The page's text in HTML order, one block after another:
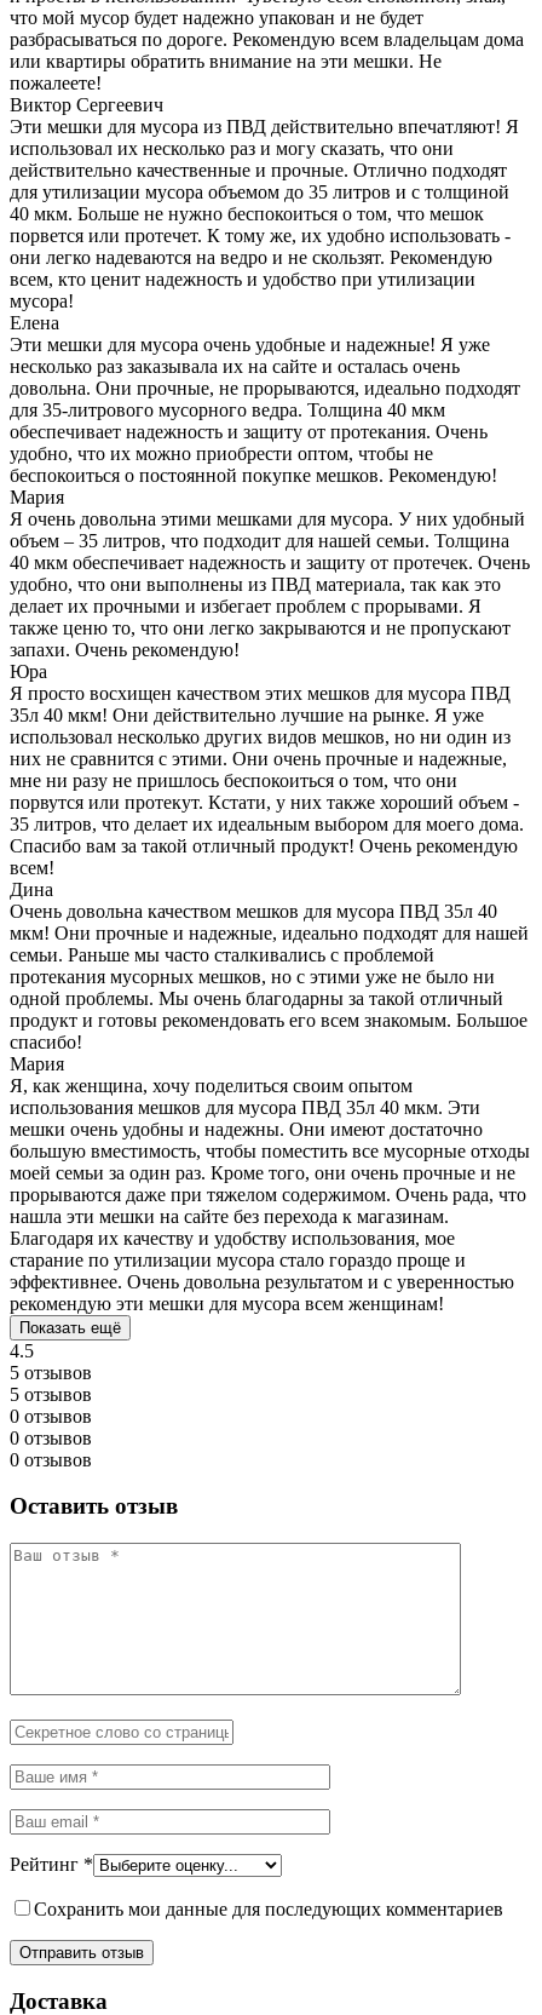
что мой мусор будет надежно упакован и не будет
разбрасываться по дороге. Рекомендую всем владельцам дома
или квартиры обратить внимание на эти мешки. Не
пожалеете!
Виктор Сергеевич
Эти мешки для мусора из ПВД действительно впечатляют! Я
использовал их несколько раз и могу сказать, что они
действительно качественные и прочные. Отлично подходят
для утилизации мусора объемом до 35 литров и с толщиной
40 мкм. Больше не нужно беспокоиться о том, что мешок
порвется или протечет. К тому же, их удобно использовать -
они легко надеваются на ведро и не скользят. Рекомендую
всем, кто ценит надежность и удобство при утилизации
мусора!
Елена
Эти мешки для мусора очень удобные и надежные! Я уже
несколько раз заказывала их на сайте и осталась очень
довольна. Они прочные, не прорываются, идеально подходят
для 35-литрового мусорного ведра. Толщина 40 мкм
обеспечивает надежность и защиту от протекания. Очень
удобно, что их можно приобрести оптом, чтобы не
беспокоиться о постоянной покупке мешков. Рекомендую!
Мария
Я очень довольна этими мешками для мусора. У них удобный
объем – 35 литров, что подходит для нашей семьи. Толщина
40 мкм обеспечивает надежность и защиту от протечек. Очень
удобно, что они выполнены из ПВД материала, так как это
делает их прочными и избегает проблем с прорывами. Я
также ценю то, что они легко закрываются и не пропускают
запахи. Очень рекомендую!
Юра
Я просто восхищен качеством этих мешков для мусора ПВД
35л 40 мкм! Они действительно лучшие на рынке. Я уже
использовал несколько других видов мешков, но ни один из
них не сравнится с этими. Они очень прочные и надежные,
мне ни разу не пришлось беспокоиться о том, что они
порвутся или протекут. Кстати, у них также хороший объем -
35 литров, что делает их идеальным выбором для моего дома.
Спасибо вам за такой отличный продукт! Очень рекомендую
всем!
Дина
Очень довольна качеством мешков для мусора ПВД 35л 40
мкм! Они прочные и надежные, идеально подходят для нашей
семьи. Раньше мы часто сталкивались с проблемой
протекания мусорных мешков, но с этими уже не было ни
одной проблемы. Мы очень благодарны за такой отличный
продукт и готовы рекомендовать его всем знакомым. Большое
спасибо!
Мария
Я, как женщина, хочу поделиться своим опытом
использования мешков для мусора ПВД 35л 40 мкм. Эти
мешки очень удобны и надежны. Они имеют достаточно
большую вместимость, чтобы поместить все мусорные отходы
моей семьи за один раз. Кроме того, они очень прочные и не
прорываются даже при тяжелом содержимом. Очень рада, что
нашла эти мешки на сайте без перехода к магазинам.
Благодаря их качеству и удобству использования, мое
старание по утилизации мусора стало гораздо проще и
эффективнее. Очень довольна результатом и с уверенностью
рекомендую эти мешки для мусора всем женщинам!
Показать ещё
4.5
5 отзывов
5 отзывов
0 отзывов
0 отзывов
0 отзывов
Оставить отзыв
Рейтинг *
Сохранить мои данные для последующих комментариев
Доставка